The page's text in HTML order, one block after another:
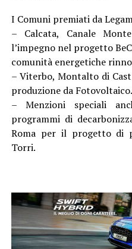
I Comuni premiati da
– Calcata, Canale
l’impegno nel progetto
comunità energetiche
– Viterbo, Montalto di
produzione da Fotovoltaico.
– Menzioni speciali
programmi di
Roma per il progetto di
Torri.